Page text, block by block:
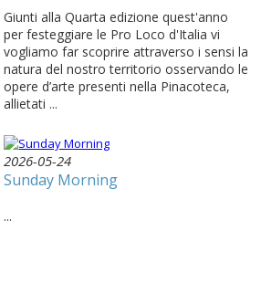
Giunti alla Quarta edizione quest'anno
per festeggiare le Pro Loco d'Italia vi
vogliamo far scoprire attraverso i sensi la
natura del nostro territorio osservando le
opere d’arte presenti nella Pinacoteca,
allietati ...
2026-05-24
Sunday Morning
...